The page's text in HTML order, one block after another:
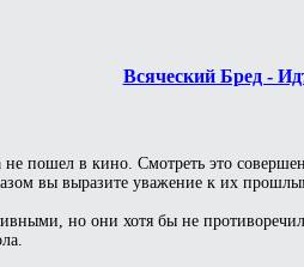
Всяческий Бред -
не пошел в кино. Смотреть это
вы выразите уважение к их
но они хотя бы не